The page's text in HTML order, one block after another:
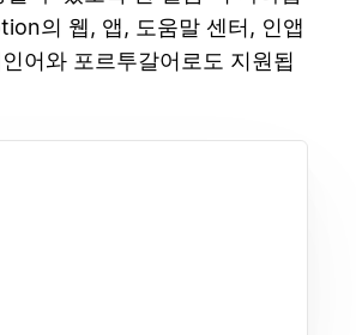
의 웹, 앱, 도움말 센터, 인앱
어와 포르투갈어로도 지원됩